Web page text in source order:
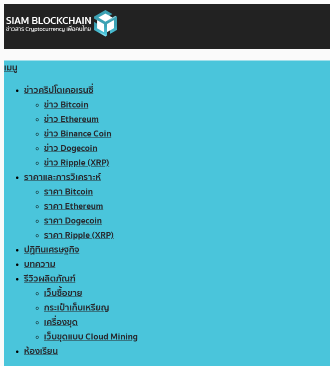
เมนู
ข่าวคริปโตเคอเรนซี่
ข่าว Bitcoin
ข่าว Ethereum
ข่าว Binance Coin
ข่าว Dogecoin
ข่าว Ripple (XRP)
ราคาและการวิเคราะห์
ราคา Bitcoin
ราคา Ethereum
ราคา Dogecoin
ราคา Ripple (XRP)
ปฏิทินเศรษฐกิจ
บทความ
รีวิวผลิตภัณฑ์
เว็บซื้อขาย
กระเป๋าเก็บเหรียญ
เครื่องขุด
เว็บขุดแบบ Cloud Mining
ห้องเรียน